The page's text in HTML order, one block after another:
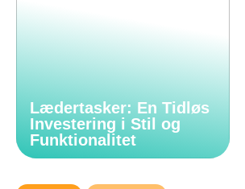
Lædertasker: En Tidløs
Investering i Stil og
Funktionalitet